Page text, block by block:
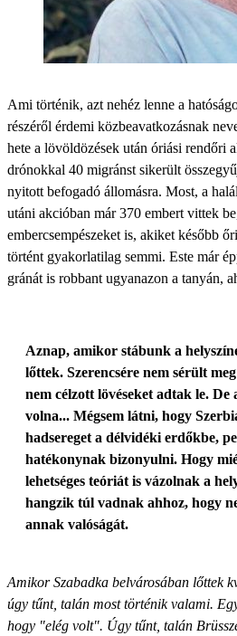
Ami történik, azt nehéz lenne a
részéről érdemi közbeavatkozásnak
hete a lövöldözések után óriási rendőri
drónokkal 40 migránst sikerült
nyitott befogadó állomásra. Most, a
utáni akcióban már 370 embert vittek
embercsempészeket is, akiket később
történt gyakorlatilag semmi. Este már
gránát is robbant ugyanazon a tanyán,
Aznap, amikor stábunk a
lőttek. Szerencsére nem sérült
nem célzott lövéseket adtak le. De
volna... Mégsem látni, hogy
hadsereget a délvidéki erdőkbe,
hatékonynak bizonyulni. Hogy
lehetséges teóriát is vázolnak a
hangzik túl vadnak ahhoz, hogy
annak valóságát.
Amikor Szabadka belvárosában lőttek
úgy tűnt, talán most történik valami.
hogy "elég volt". Úgy tűnt, talán